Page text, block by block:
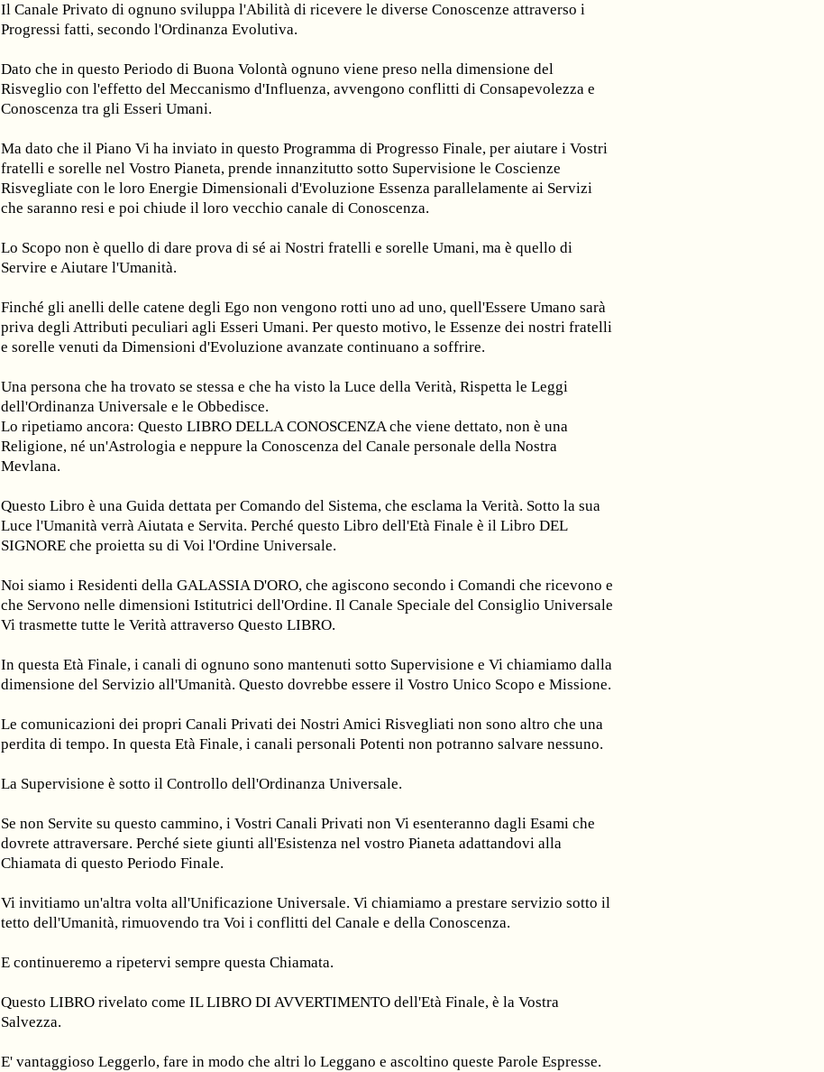
Il Canale Privato di ognuno sviluppa l'Abilità di ricevere le diverse Conoscenze attraverso i
Progressi fatti, secondo l'Ordinanza Evolutiva.
Dato che in questo Periodo di Buona Volontà ognuno viene preso nella dimensione del
Risveglio con l'effetto del Meccanismo d'Influenza, avvengono conflitti di Consapevolezza e
Conoscenza tra gli Esseri Umani.
Ma dato che il Piano Vi ha inviato in questo Programma di Progresso Finale, per aiutare i Vostri
fratelli e sorelle nel Vostro Pianeta, prende innanzitutto sotto Supervisione le Coscienze
Risvegliate con le loro Energie Dimensionali d'Evoluzione Essenza parallelamente ai Servizi
che saranno resi e poi chiude il loro vecchio canale di Conoscenza.
Lo Scopo non è quello di dare prova di sé ai Nostri fratelli e sorelle Umani, ma è quello di
Servire e Aiutare l'Umanità.
Finché gli anelli delle catene degli Ego non vengono rotti uno ad uno, quell'Essere Umano sarà
priva degli Attributi peculiari agli Esseri Umani. Per questo motivo, le Essenze dei nostri fratelli
e sorelle venuti da Dimensioni d'Evoluzione avanzate continuano a soffrire.
Una persona che ha trovato se stessa e che ha visto la Luce della Verità, Rispetta le Leggi
dell'Ordinanza Universale e le Obbedisce.
Lo ripetiamo ancora: Questo LIBRO DELLA CONOSCENZA che viene dettato, non è una
Religione, né un'Astrologia e neppure la Conoscenza del Canale personale della Nostra
Mevlana.
Questo Libro è una Guida dettata per Comando del Sistema, che esclama la Verità. Sotto la sua
Luce l'Umanità verrà Aiutata e Servita. Perché questo Libro dell'Età Finale è il Libro DEL
SIGNORE che proietta su di Voi l'Ordine Universale.
Noi siamo i Residenti della GALASSIA D'ORO, che agiscono secondo i Comandi che ricevono e
che Servono nelle dimensioni Istitutrici dell'Ordine. Il Canale Speciale del Consiglio Universale
Vi trasmette tutte le Verità attraverso Questo LIBRO.
In questa Età Finale, i canali di ognuno sono mantenuti sotto Supervisione e Vi chiamiamo dalla
dimensione del Servizio all'Umanità. Questo dovrebbe essere il Vostro Unico Scopo e Missione.
Le comunicazioni dei propri Canali Privati dei Nostri Amici Risvegliati non sono altro che una
perdita di tempo. In questa Età Finale, i canali personali Potenti non potranno salvare nessuno.
La Supervisione è sotto il Controllo dell'Ordinanza Universale.
Se non Servite su questo cammino, i Vostri Canali Privati non Vi esenteranno dagli Esami che
dovrete attraversare. Perché siete giunti all'Esistenza nel vostro Pianeta adattandovi alla
Chiamata di questo Periodo Finale.
Vi invitiamo un'altra volta all'Unificazione Universale. Vi chiamiamo a prestare servizio sotto il
tetto dell'Umanità, rimuovendo tra Voi i conflitti del Canale e della Conoscenza.
E continueremo a ripetervi sempre questa Chiamata.
Questo LIBRO rivelato come IL LIBRO DI AVVERTIMENTO dell'Età Finale, è la Vostra
Salvezza.
E' vantaggioso Leggerlo, fare in modo che altri lo Leggano e ascoltino queste Parole Espresse.